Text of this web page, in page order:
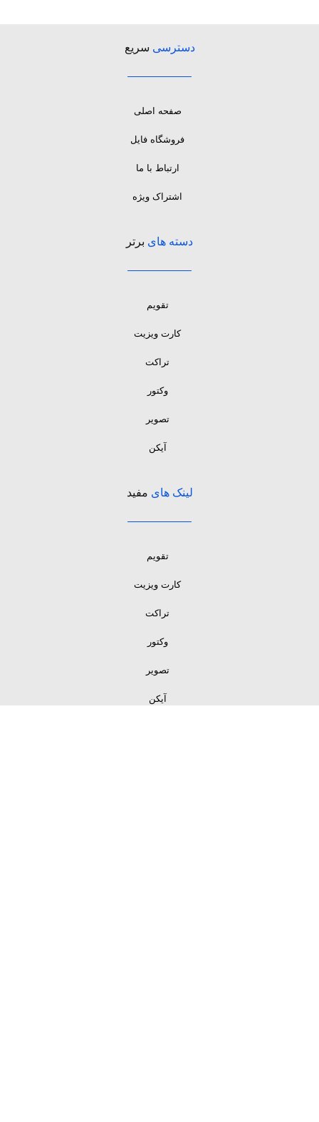
دسترسی سریع
صفحه اصلی
فروشگاه فایل
ارتباط با ما
اشتراک ویژه
دسته های برتر
تقویم
کارت ویزیت
تراکت
وکتور
تصویر
آیکن
لینک های مفید
تقویم
کارت ویزیت
تراکت
وکتور
تصویر
آیکن